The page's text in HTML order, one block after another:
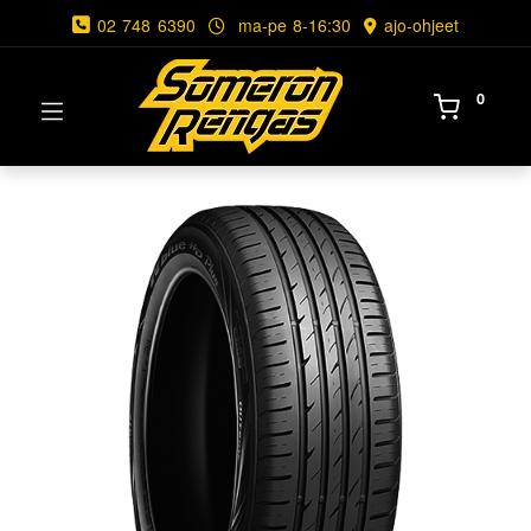
02 748 6390 ma-pe 8-16:30 ajo-ohjeet
0